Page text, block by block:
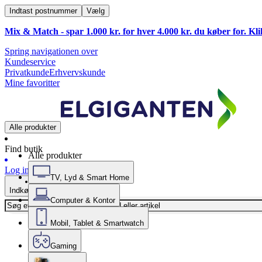
Indtast postnummer Vælg
Mix & Match - spar 1.000 kr. for hver 4.000 kr. du køber for.
Spring navigationen over
Kundeservice
PrivatkundeErhvervskunde
Mine favoritter
Alle produkter
Find butik
Log ind
Indkøbskurv
Alle produkter
TV, Lyd & Smart Home
Computer & Kontor
Mobil, Tablet & Smartwatch
Gaming